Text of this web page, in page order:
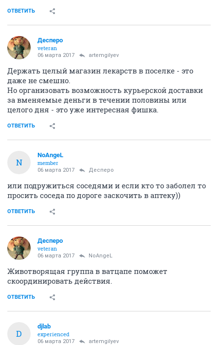
ОТВЕТИТЬ
Десперо
veteran
06 марта 2017 artemgilyev
Держать целый магазин лекарств в поселке - это
даже не смешно.
Но организовать возможность курьерской доставки
за вменяемые деньги в течении половины или
целого дня - это уже интересная фишка.
ОТВЕТИТЬ
N
NoAngeL
member
06 марта 2017 Десперо
или подружиться соседями и если кто то заболел то
просить соседа по дороге заскочить в аптеку))
ОТВЕТИТЬ
Десперо
veteran
06 марта 2017 NoAngeL
Животворящая группа в ватцапе поможет
скоординировать действия.
ОТВЕТИТЬ
D
djlab
experienced
06 марта 2017 artemgilyev